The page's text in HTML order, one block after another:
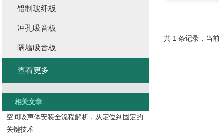
共 1 条记录，当
铝制玻纤板
冲孔吸音板
隔墙吸音板
查看更多
相关文章
空间吸声体安装全流程解析，从定位到固定的
关键技术